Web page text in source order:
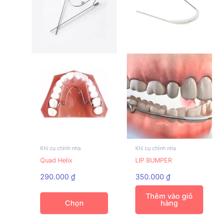
Khí cụ chỉnh nha
Quad Helix
290.000₫
Chọn
Sản
phẩm
này
Khí cụ chỉnh nha
LIP BUMPER
350.000₫
Thêm vào giỏ
hàng